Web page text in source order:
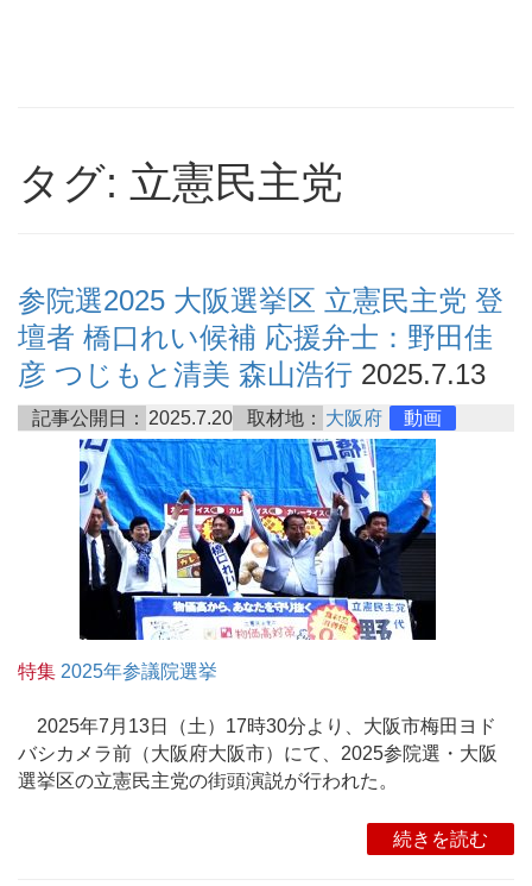
タグ: 立憲民主党
参院選2025 大阪選挙区 立憲民主党 登
壇者 橋口れい候補 応援弁士：野田佳
彦 つじもと清美 森山浩行 2025.7.13
記事公開日： 2025.7.20 取材地： 大阪府 動画
特集 2025年参議院選挙
2025年7月13日（土）17時30分より、大阪市梅田ヨド
バシカメラ前（大阪府大阪市）にて、2025参院選・大阪
選挙区の立憲民主党の街頭演説が行われた。
続きを読む